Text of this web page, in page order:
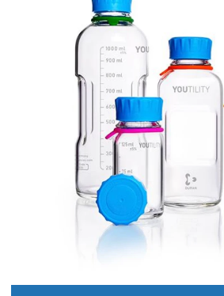
Banho de ultrassom
Banho ultratermostático
Banho viscosidade cinemática
Becker em polipropileno
Bomba de membrana
Bomba peristaltica
Bomba de vácuo
Bomba de vácuo de palhetas rotativas